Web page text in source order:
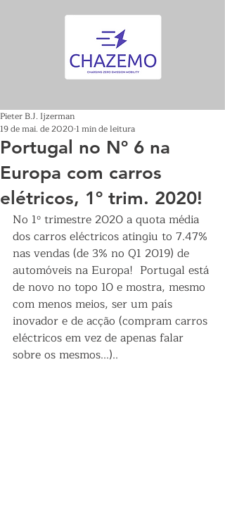
Portugal no Nº 6 na
Europa com carros
elétricos, 1º trim. 2020!
Pieter B.J. Ijzerman
19 de mai. de 2020 1 min de leitura
No 1º trimestre 2020 a quota média
dos carros eléctricos atingiu to 7.47%
nas vendas (de 3% no Q1 2019) de
automóveis na Europa!  Portugal está
de novo no topo 10 e mostra, mesmo
com menos meios, ser um país
inovador e de acção (compram carros
eléctricos em vez de apenas falar
sobre os mesmos...)..